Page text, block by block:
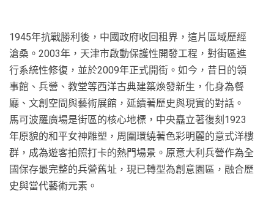
1945年抗戰勝利後，中國政府收回租界，這片區域歷經
滄桑。2003年，天津市啟動保護性開發工程，對街區進
行系統性修復，並於2009年正式開街。如今，昔日的領
事館、兵營、教堂等西洋古典建築煥發新生，化身為餐
廳、文創空間與藝術展館，延續著歷史與現實的對話。
馬可波羅廣場是街區的核心地標，中央矗立著復刻1923
年原貌的和平女神雕塑，周圍環繞著色彩明麗的意式洋樓
群，成為遊客拍照打卡的熱門場景。原意大利兵營作為全
國保存最完整的兵營舊址，現已轉型為創意園區，融合歷
史與當代藝術元素。